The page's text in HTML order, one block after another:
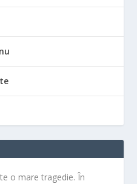
o mare tragedie. În